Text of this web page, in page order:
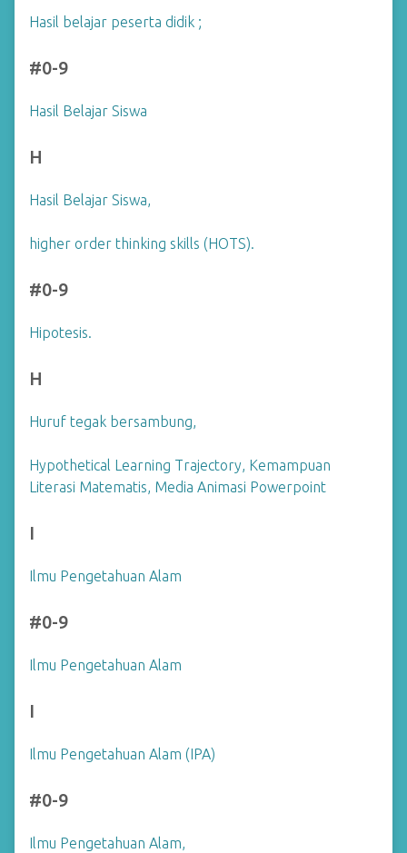
Hasil belajar peserta didik ;
#0-9
Hasil Belajar Siswa
H
Hasil Belajar Siswa,
higher order thinking skills (HOTS).
#0-9
Hipotesis.
H
Huruf tegak bersambung,
Hypothetical Learning Trajectory, Kemampuan
Literasi Matematis, Media Animasi Powerpoint
I
Ilmu Pengetahuan Alam
#0-9
Ilmu Pengetahuan Alam
I
Ilmu Pengetahuan Alam (IPA)
#0-9
Ilmu Pengetahuan Alam,